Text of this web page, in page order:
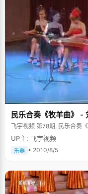
民乐合奏《牧羊曲》 -
飞宇视频 第78期, 民乐合奏
UP主: 飞宇视频
乐器 • 2010/8/5